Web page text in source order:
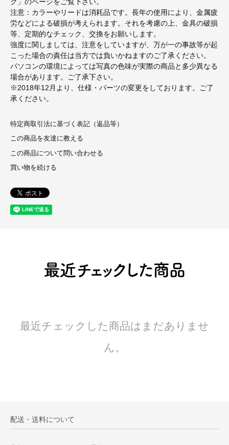
注意：カラーやリードは消耗品です。長年の使用により、金属疲
労などによる破損が考えられます。それを考慮の上、金具の破損
等、定期的なチェック、交換をお願いします。
強度に関しましては、注意をしていますが、万が一の事故等が起
こった場合の責任は当方では負いかねますのご了承ください。
パソコンの環境によっては写真の色味が実際の商品と多少異なる
場合があります。ご了承下さい。
※2018年12月より、仕様・パーツの変更をしております。ご了
承ください。
特定商取引法に基づく表記（返品等）
この商品を友達に教える
この商品について問い合わせる
買い物を続ける
最近チェックした商品はまだありませ
ん。
配送・送料について